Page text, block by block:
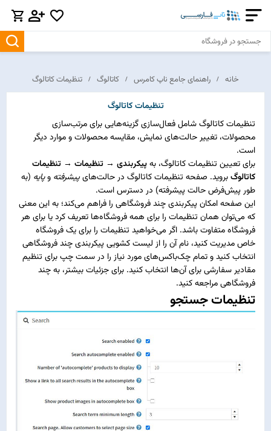
خانه راهنمای جامع ناپ کامرس کاتالوگ تنظیمات کاتالوگ
تنظیمات کاتالوگ
تنظیمات کاتالوگ شامل فعال‌سازی گزینه‌هایی برای مرتب‌سازی
محصولات، تغییر حالت‌های نمایش، مقایسه محصولات و موارد دیگر
است.
برای تعیین تنظیمات کاتالوگ، بهپیکربندی → تنظیمات → تنظیمات
کاتالوگبروید. صفحه تنظیمات کاتالوگ در حالت‌هایپیشرفته وپایه (به
طور پیش‌فرض حالت پیشرفته) در دسترس است.
این صفحه امکان پیکربندی چند فروشگاهی را فراهم می‌کند؛ به این معنی
که می‌توان همان تنظیمات را برای همه فروشگاه‌ها تعریف کرد یا برای هر
فروشگاه متفاوت باشد. اگر می‌خواهید تنظیمات را برای یک فروشگاه
خاص مدیریت کنید، نام آن را از لیست کشویی پیکربندی چند فروشگاهی
انتخاب کنید و تمام چک‌باکس‌های مورد نیاز را در سمت چپ برای تنظیم
مقادیر سفارشی برای آن‌ها انتخاب کنید. برای جزئیات بیشتر، بهچند
فروشگاهیمراجعه کنید.
تنظیمات جستجو